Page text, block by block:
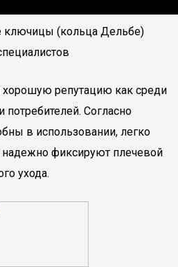
ключицы (кольца Дельбе)
репутацию как среди
потребителей. Согласно
в использовании, легко
надежно фиксируют плечевой
ухода.